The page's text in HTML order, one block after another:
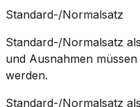
Standard-/Normalsatz
Standard-/Normalsatz
und Ausnahmen
werden.
Standard-/Normalsatz